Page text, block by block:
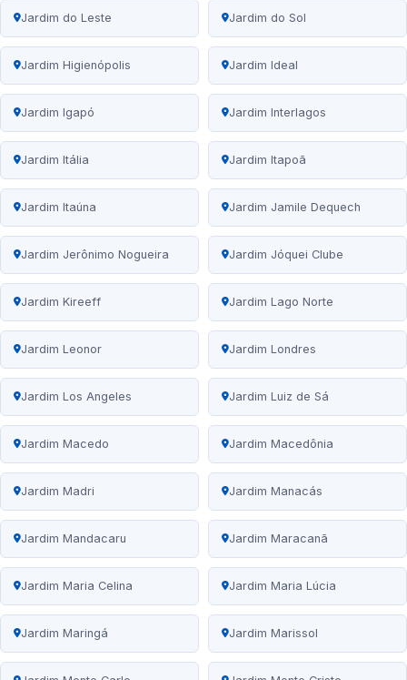
Jardim do Leste Jardim do Sol
Jardim Higienópolis Jardim Ideal
Jardim Igapó Jardim Interlagos
Jardim Itália Jardim Itapoã
Jardim Itaúna Jardim Jamile Dequech
Jardim Jerônimo Nogueira Jardim Jóquei Clube
Jardim Kireeff Jardim Lago Norte
Jardim Leonor Jardim Londres
Jardim Los Angeles Jardim Luiz de Sá
Jardim Macedo Jardim Macedônia
Jardim Madri Jardim Manacás
Jardim Mandacaru Jardim Maracanã
Jardim Maria Celina Jardim Maria Lúcia
Jardim Maringá Jardim Marissol